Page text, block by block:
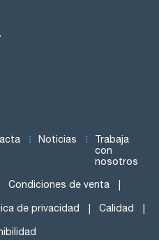
Noticias
Trabaja
con
nosotros
Condiciones de venta
de privacidad Calidad